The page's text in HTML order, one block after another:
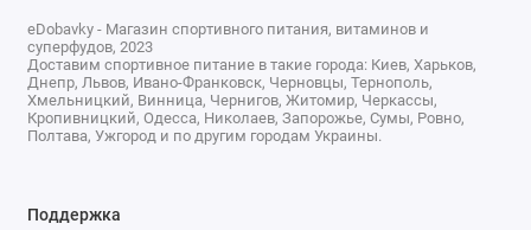
Характеристики
Форма выпуска
Салфетка
Сертификаты и диета
eDobavky - Магазин спортивного питания, витаминов и
суперфудов, 2023
Доставим спортивное питание в такие города: Киев, Харьков,
Днепр, Львов, Ивано-Франковск, Черновцы, Тернополь,
Хмельницкий, Винница, Чернигов, Житомир, Черкассы,
Кропивницкий, Одесса, Николаев, Запорожье, Сумы, Ровно,
Полтава, Ужгород и по другим городам Украины.
Поддержка